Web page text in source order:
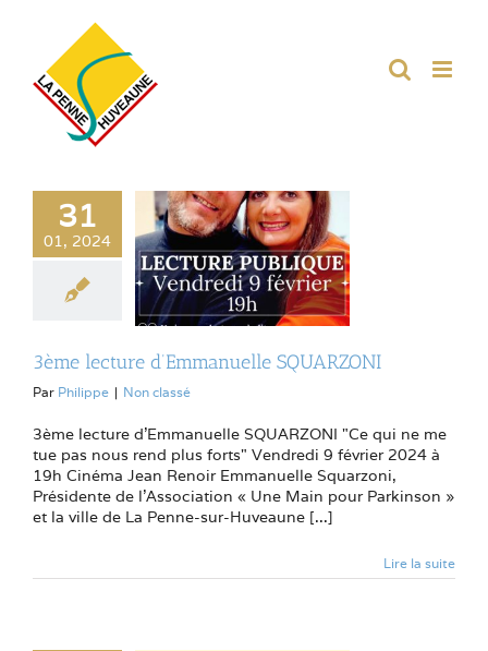
31
01, 2024
3ème lecture d’Emmanuelle SQUARZONI
Par Philippe | Non classé
3ème lecture d'Emmanuelle SQUARZONI "Ce qui ne me
tue pas nous rend plus forts" Vendredi 9 février 2024 à
19h Cinéma Jean Renoir Emmanuelle Squarzoni,
Présidente de l'Association « Une Main pour Parkinson »
et la ville de La Penne-sur-Huveaune [...]
Lire la suite